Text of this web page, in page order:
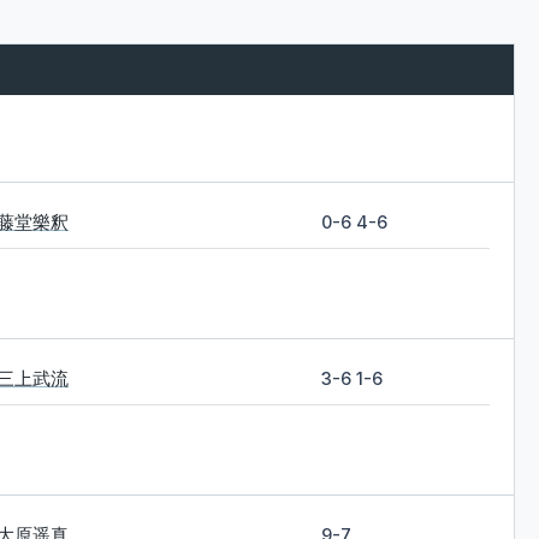
堂樂釈 0-6 4-6
上武流 3-6 1-6
9-7